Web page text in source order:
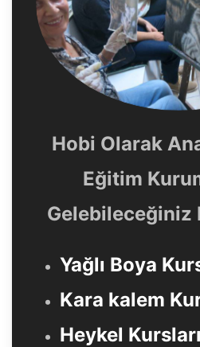
Hobi Olarak
Eğitim
Gelebileceğiniz
Yağlı Boya
Kara kalem
Heykel Kursları